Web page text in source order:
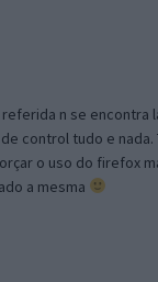
n se encontra
control tudo e nada.
o uso do firefox
a mesma